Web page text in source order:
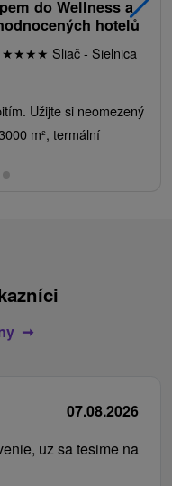
do Wellness a
hotelů
★★★★ Sliač - Sielnica
Užijte si neomezený
m², termální
07.08.2026
uz sa tesime na